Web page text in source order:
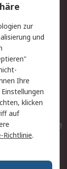
Batterien
zur
und
Ihre
klicken
auf
Richtlinie.